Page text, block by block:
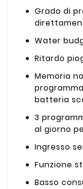
Grado di
Water
Ritardo
Memoria
batteria
3
al giorno
Ingresso
Funzione
Basso